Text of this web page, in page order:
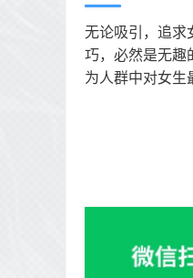
无论吸引，追求
巧，必然是无趣
为人群中对女生